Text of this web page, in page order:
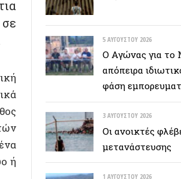
απόπειρα ιδιωτικοποίησης στη νέα
3 ΑΥΓΟΎΣΤΟΥ 2026
Οι ανοικτές φλέβες της
μετανάστευσης
1 ΑΥΓΟΎΣΤΟΥ 2026
ΕΙΧΑΜΕ ΚΑΠΟΤΕ ΔΑΣΗ…
Οδύσσεια: Ο νόστος του ενόχου